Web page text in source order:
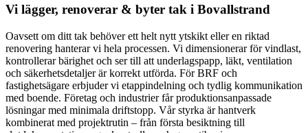
Vi lägger, renoverar & byter tak i Bovallstrand
Oavsett om ditt tak behöver ett helt nytt ytskikt eller en riktad
renovering hanterar vi hela processen. Vi dimensionerar för vindlast,
kontrollerar bärighet och ser till att underlagspapp, läkt, ventilation
och säkerhetsdetaljer är korrekt utförda. För BRF och
fastighetsägare erbjuder vi etappindelning och tydlig kommunikation
med boende. Företag och industrier får produktionsanpassade
lösningar med minimala driftstopp. Vår styrka är hantverk
kombinerat med projektrutin – från första besiktning till